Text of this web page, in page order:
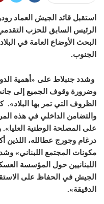
استقبل قائد الجيش العماد
الرئيس السابق للحزب
البحث الأوضاع العامة في
الجنوب.
وشدد جنبلاط على «أهمية
وضرورة وقوف الجميع إلى
الظروف التي تمر بها
والتضامن الداخلي في هذه
على المصلحة الوطنية العليا».
درغام وجورج عطالله، اللذين
مكونات المجتمع اللبناني»
اللبنانيين حول المؤسسة
الجيش في الحفاظ على
الدقيقة».